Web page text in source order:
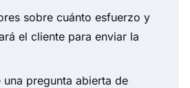
sobre cuánto esfuerzo y
el cliente para enviar la
una pregunta abierta de